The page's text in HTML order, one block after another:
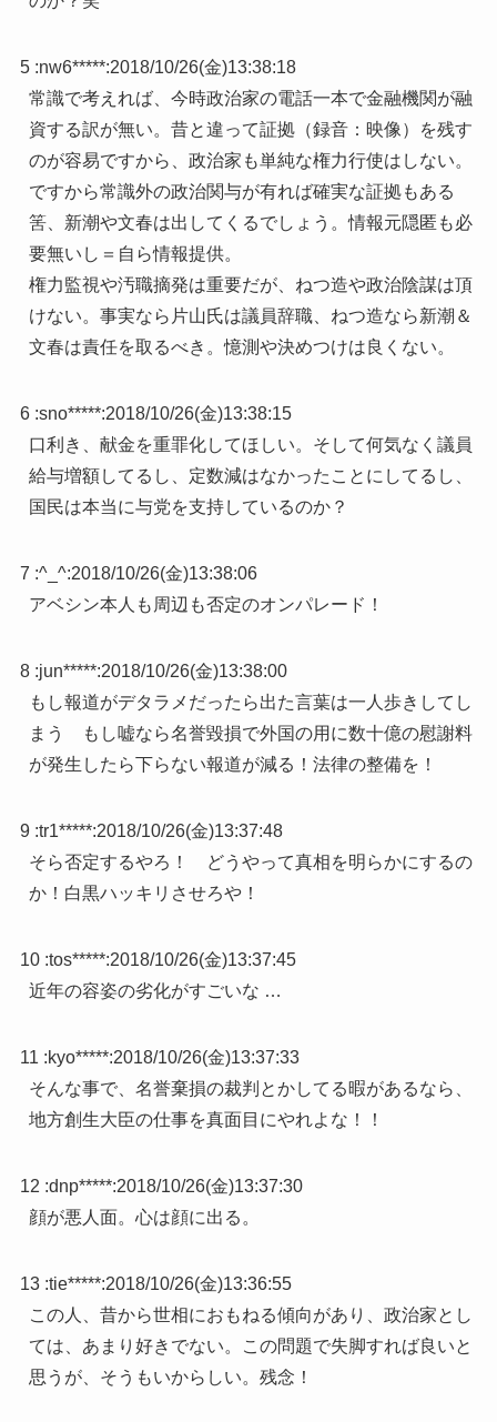
5 :nw6*****:2018/10/26(金)13:38:18
常識で考えれば、今時政治家の電話一本で金融機関が融
資する訳が無い。昔と違って証拠（録音：映像）を残す
のが容易ですから、政治家も単純な権力行使はしない。
ですから常識外の政治関与が有れば確実な証拠もある
筈、新潮や文春は出してくるでしょう。情報元隠匿も必
要無いし＝自ら情報提供。
権力監視や汚職摘発は重要だが、ねつ造や政治陰謀は頂
けない。事実なら片山氏は議員辞職、ねつ造なら新潮＆
文春は責任を取るべき。憶測や決めつけは良くない。
6 :sno*****:2018/10/26(金)13:38:15
口利き、献金を重罪化してほしい。そして何気なく議員
給与増額してるし、定数減はなかったことにしてるし、
国民は本当に与党を支持しているのか？
7 :^_^:2018/10/26(金)13:38:06
アベシン本人も周辺も否定のオンパレード！
8 :jun*****:2018/10/26(金)13:38:00
もし報道がデタラメだったら出た言葉は一人歩きしてし
まう もし嘘なら名誉毀損で外国の用に数十億の慰謝料
が発生したら下らない報道が減る！法律の整備を！
9 :tr1*****:2018/10/26(金)13:37:48
そら否定するやろ！ どうやって真相を明らかにするの
か！白黒ハッキリさせろや！
10 :tos*****:2018/10/26(金)13:37:45
近年の容姿の劣化がすごいな …
11 :kyo*****:2018/10/26(金)13:37:33
そんな事で、名誉棄損の裁判とかしてる暇があるなら、
地方創生大臣の仕事を真面目にやれよな！！
12 :dnp*****:2018/10/26(金)13:37:30
顔が悪人面。心は顔に出る。
13 :tie*****:2018/10/26(金)13:36:55
この人、昔から世相におもねる傾向があり、政治家とし
ては、あまり好きでない。この問題で失脚すれば良いと
思うが、そうもいからしい。残念！